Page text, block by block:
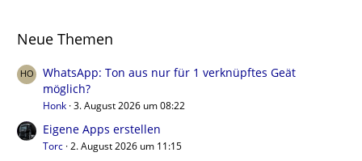
Neue Themen
WhatsApp: Ton aus nur für 1 verknüpftes Geät
möglich?
Honk 3. August 2026 um 08:22
Eigene Apps erstellen
Torc 2. August 2026 um 11:15